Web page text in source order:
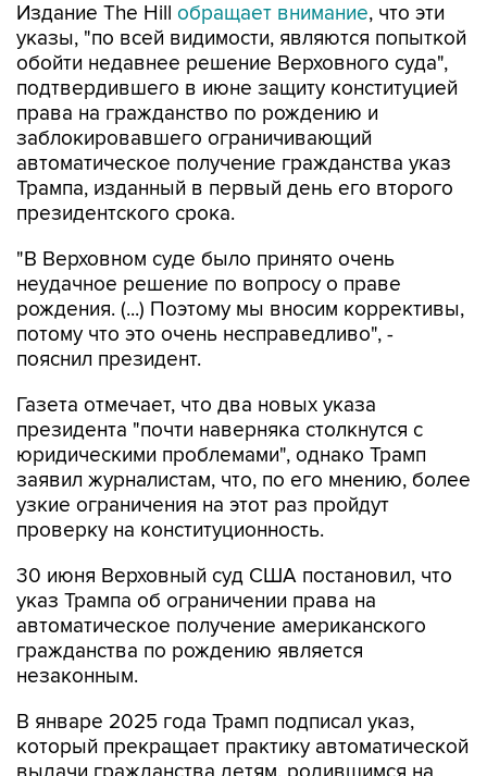
Издание The Hill обращает внимание, что эти
указы, "по всей видимости, являются попыткой
обойти недавнее решение Верховного суда",
подтвердившего в июне защиту конституцией
права на гражданство по рождению и
заблокировавшего ограничивающий
автоматическое получение гражданства указ
Трампа, изданный в первый день его второго
президентского срока.
"В Верховном суде было принято очень
неудачное решение по вопросу о праве
рождения. (...) Поэтому мы вносим коррективы,
потому что это очень несправедливо", -
пояснил президент.
Газета отмечает, что два новых указа
президента "почти наверняка столкнутся с
юридическими проблемами", однако Трамп
заявил журналистам, что, по его мнению, более
узкие ограничения на этот раз пройдут
проверку на конституционность.
30 июня Верховный суд США постановил, что
указ Трампа об ограничении права на
автоматическое получение американского
гражданства по рождению является
незаконным.
В январе 2025 года Трамп подписал указ,
который прекращает практику автоматической